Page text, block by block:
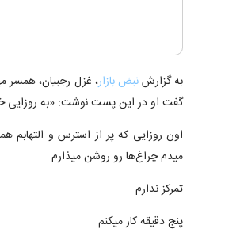
به گزارشنبض بازار، غزل رجبیان، همسر
گفت او در این پست نوشت: «به روزایی
اون روزایی که پر از استرس و التهابم
میدم چراغ‌ها رو روشن میذارم
تمرکز ندارم
پنج دقیقه کار میکنم